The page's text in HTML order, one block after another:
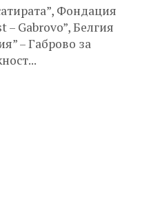
Фондация
– Gabrovo”, Белгия
– Габрово за